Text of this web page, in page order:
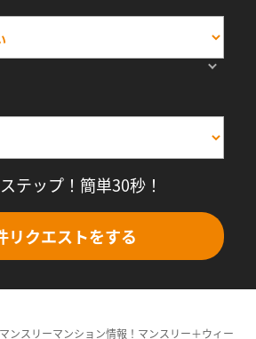
テップ！簡単30秒！
リクエストをする
ンスリーマンション情報！マンスリー＋ウィー